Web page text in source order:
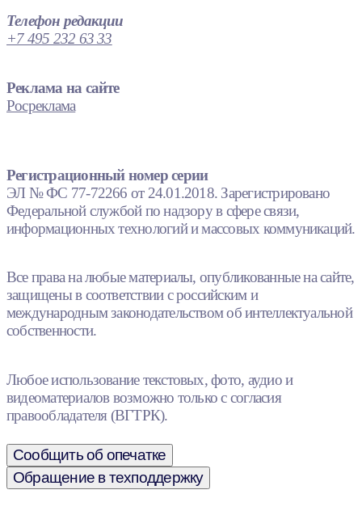
Телефон редакции
+7 495 232 63 33
Реклама на сайте
Росреклама
Регистрационный номер серии
ЭЛ № ФС 77-72266 от 24.01.2018. Зарегистрировано
Федеральной службой по надзору в сфере связи,
информационных технологий и массовых коммуникаций.
Все права на любые материалы, опубликованные на сайте,
защищены в соответствии с российским и
международным законодательством об интеллектуальной
собственности.
Любое использование текстовых, фото, аудио и
видеоматериалов возможно только с согласия
правообладателя (ВГТРК).
Сообщить об опечатке
Обращение в техподдержку